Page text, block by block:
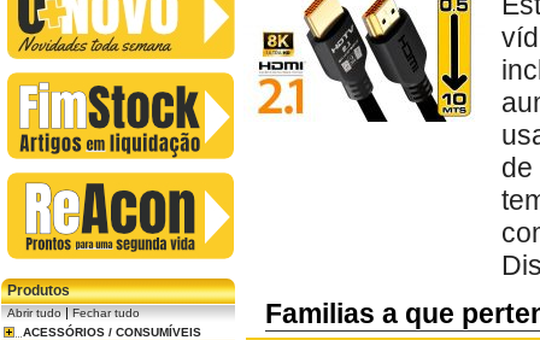
Produtos
Abrir tudo|Fechar tudo
ACESSÓRIOS / CONSUMÍVEIS
Familias a que